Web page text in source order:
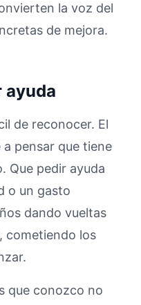
la voz del
de mejora.
ayuda
de reconocer. El
pensar que tiene
Que pedir ayuda
o un gasto
dando vueltas
cometiendo los
que conozco no